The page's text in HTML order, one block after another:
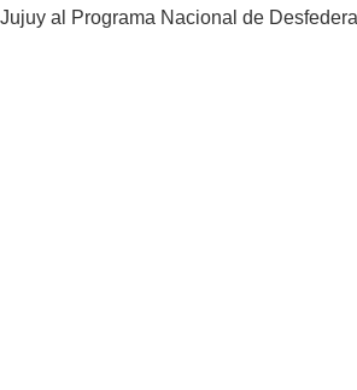
Jujuy al Programa Nacional de